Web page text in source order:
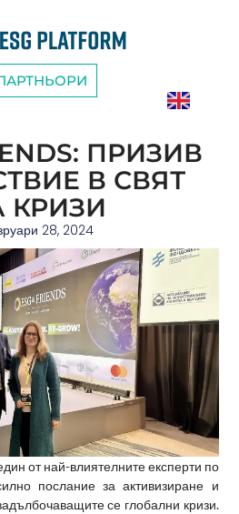
ПРИЗИВ
В СВЯТ
КРИЗИ
28, 2024
от най-влиятелните експерти по
послание за активизиране и
се глобални кризи.